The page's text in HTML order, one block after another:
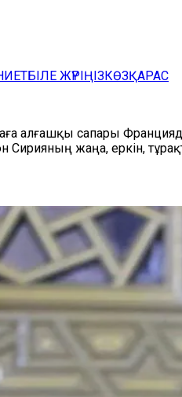
БІЛЕ ЖҮРІҢІЗКӨЗҚАРАС
алғашқы сапары
Сирияның жаңа, еркін,